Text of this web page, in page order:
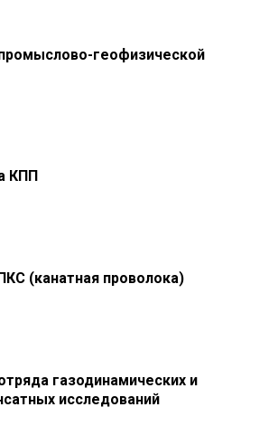
геофизической
КПП
(канатная проволока)
газодинамических и
исследований